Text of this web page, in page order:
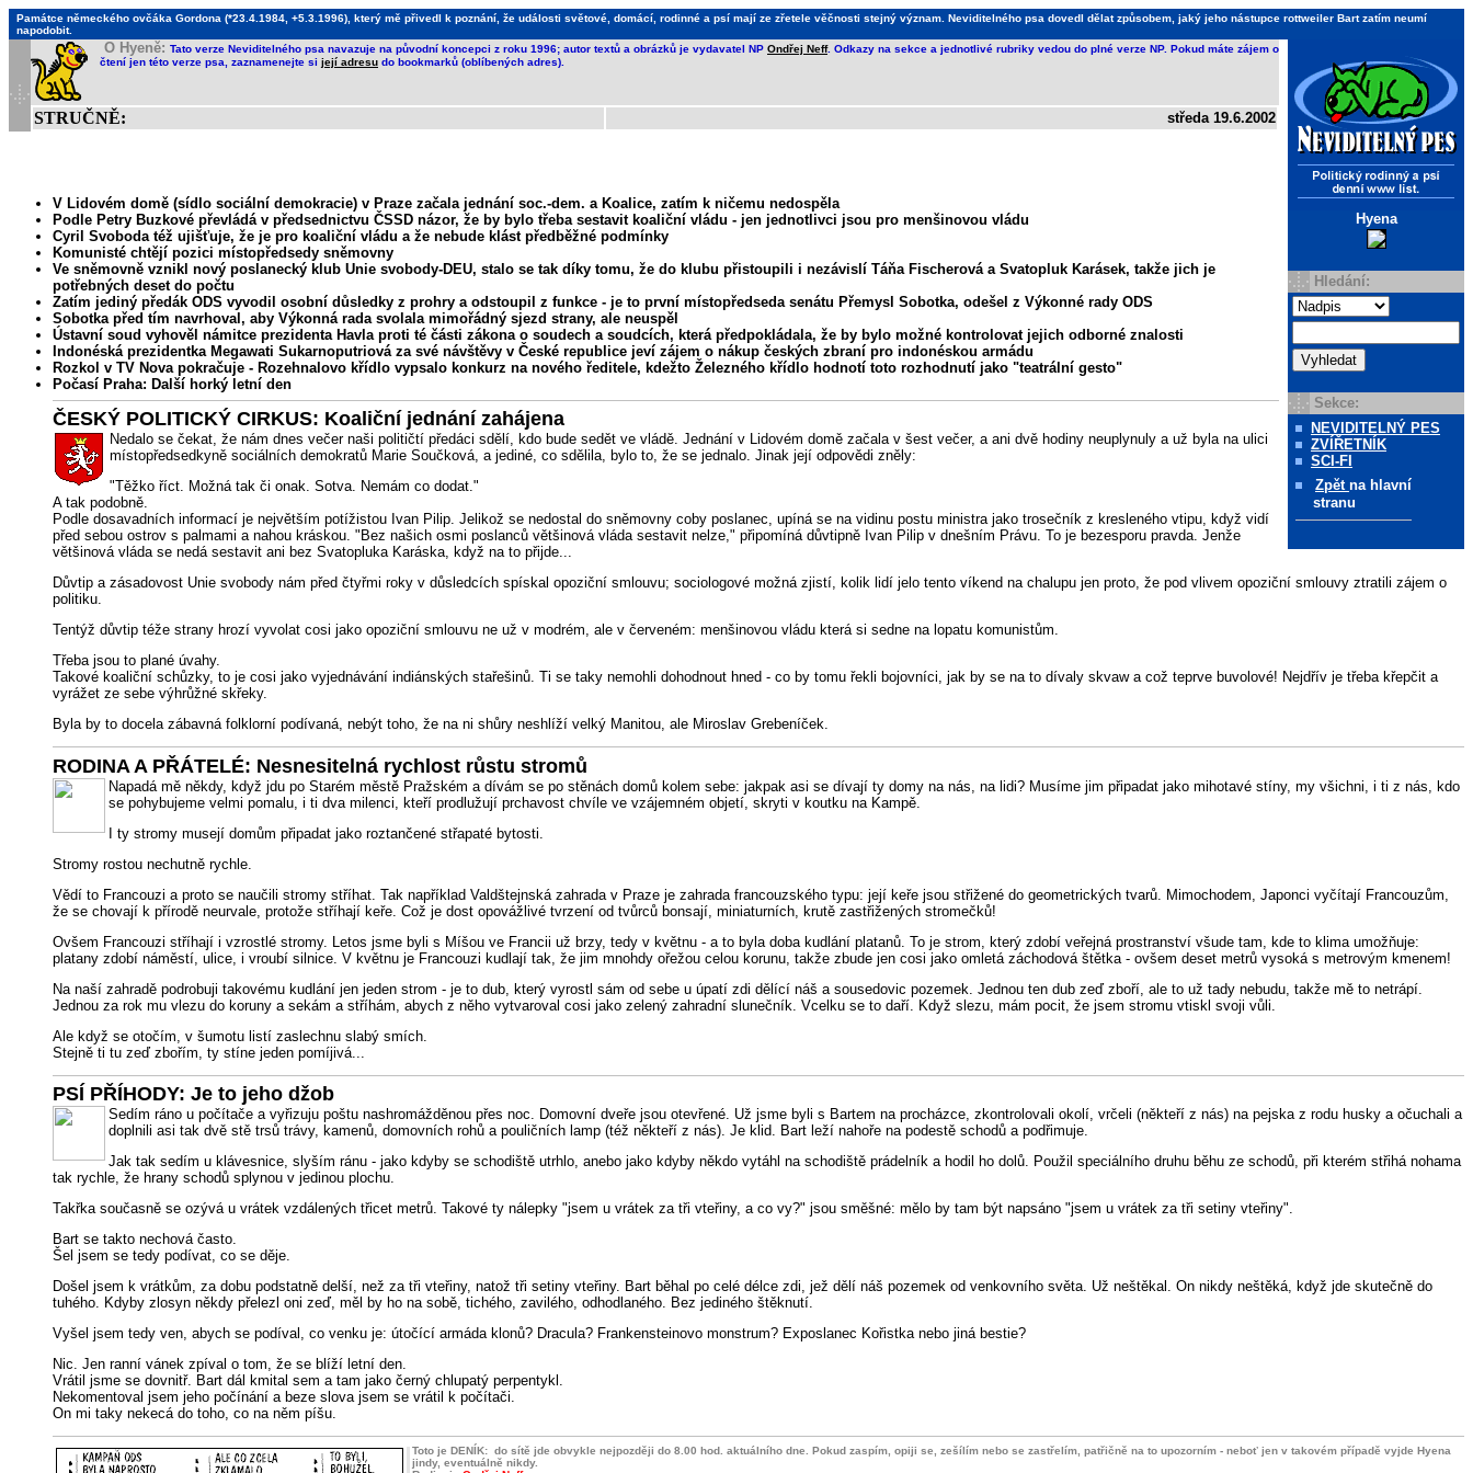
Památce německého ovčáka Gordona (*23.4.1984, +5.3.1996), který mě přivedl k poznání, že události světové, domácí, rodinné a psí mají ze zřetele věčnosti stejný význam. Neviditelného psa dovedl dělat způsobem, jaký jeho nástupce rottweiler Bart zatím neumí
napodobit.
Hyena
Hledání:
Sekce:
NEVIDITELNÝ PES
ZVÍŘETNÍK
SCI-FI
Zpět na hlavní
stranu
O Hyeně: Tato verze Neviditelného psa navazuje na původní koncepci z roku 1996; autor textů a obrázků je vydavatel NP Ondřej Neff. Odkazy na sekce a jednotlivé rubriky vedou do plné verze NP. Pokud máte zájem o
čtení jen této verze psa, zaznamenejte si její adresu do bookmarků (oblíbených adres).
STRUČNĚ: středa 19.6.2002
V Lidovém domě (sídlo sociální demokracie) v Praze začala jednání soc.-dem. a Koalice, zatím k ničemu nedospěla
Podle Petry Buzkové převládá v předsednictvu ČSSD názor, že by bylo třeba sestavit koaliční vládu - jen jednotlivci jsou pro menšinovou vládu
Cyril Svoboda též ujišťuje, že je pro koaliční vládu a že nebude klást předběžné podmínky
Komunisté chtějí pozici místopředsedy sněmovny
Ve sněmovně vznikl nový poslanecký klub Unie svobody-DEU, stalo se tak díky tomu, že do klubu přistoupili i nezávislí Táňa Fischerová a Svatopluk Karásek, takže jich je
potřebných deset do počtu
Zatím jediný předák ODS vyvodil osobní důsledky z prohry a odstoupil z funkce - je to první místopředseda senátu Přemysl Sobotka, odešel z Výkonné rady ODS
Sobotka před tím navrhoval, aby Výkonná rada svolala mimořádný sjezd strany, ale neuspěl
Ústavní soud vyhověl námitce prezidenta Havla proti té části zákona o soudech a soudcích, která předpokládala, že by bylo možné kontrolovat jejich odborné znalosti
Indonéská prezidentka Megawati Sukarnoputriová za své návštěvy v České republice jeví zájem o nákup českých zbraní pro indonéskou armádu
Rozkol v TV Nova pokračuje - Rozehnalovo křídlo vypsalo konkurz na nového ředitele, kdežto Železného křídlo hodnotí toto rozhodnutí jako "teatrální gesto"
Počasí Praha: Další horký letní den
ČESKÝ POLITICKÝ CIRKUS: Koaliční jednání zahájena
Nedalo se čekat, že nám dnes večer naši političtí předáci sdělí, kdo bude sedět ve vládě. Jednání v Lidovém domě začala v šest večer, a ani dvě hodiny neuplynuly a už byla na ulici
místopředsedkyně sociálních demokratů Marie Součková, a jediné, co sdělila, bylo to, že se jednalo. Jinak její odpovědi zněly:
"Těžko říct. Možná tak či onak. Sotva. Nemám co dodat."
A tak podobně.
Podle dosavadních informací je největším potížistou Ivan Pilip. Jelikož se nedostal do sněmovny coby poslanec, upíná se na vidinu postu ministra jako trosečník z kresleného vtipu, když vidí
před sebou ostrov s palmami a nahou kráskou. "Bez našich osmi poslanců většinová vláda sestavit nelze," připomíná důvtipně Ivan Pilip v dnešním Právu. To je bezesporu pravda. Jenže
většinová vláda se nedá sestavit ani bez Svatopluka Karáska, když na to přijde...
Důvtip a zásadovost Unie svobody nám před čtyřmi roky v důsledcích spískal opoziční smlouvu; sociologové možná zjistí, kolik lidí jelo tento víkend na chalupu jen proto, že pod vlivem opoziční smlouvy ztratili zájem o
politiku.
Tentýž důvtip téže strany hrozí vyvolat cosi jako opoziční smlouvu ne už v modrém, ale v červeném: menšinovou vládu která si sedne na lopatu komunistům.
Třeba jsou to plané úvahy.
Takové koaliční schůzky, to je cosi jako vyjednávání indiánských stařešinů. Ti se taky nemohli dohodnout hned - co by tomu řekli bojovníci, jak by se na to dívaly skvaw a což teprve buvolové! Nejdřív je třeba křepčit a
vyrážet ze sebe výhrůžné skřeky.
Byla by to docela zábavná folklorní podívaná, nebýt toho, že na ni shůry neshlíží velký Manitou, ale Miroslav Grebeníček.
RODINA A PŘÁTELÉ: Nesnesitelná rychlost růstu stromů
Napadá mě někdy, když jdu po Starém městě Pražském a dívám se po stěnách domů kolem sebe: jakpak asi se dívají ty domy na nás, na lidi? Musíme jim připadat jako mihotavé stíny, my všichni, i ti z nás, kdo
se pohybujeme velmi pomalu, i ti dva milenci, kteří prodlužují prchavost chvíle ve vzájemném objetí, skryti v koutku na Kampě.
I ty stromy musejí domům připadat jako roztančené střapaté bytosti.
Stromy rostou nechutně rychle.
Vědí to Francouzi a proto se naučili stromy stříhat. Tak například Valdštejnská zahrada v Praze je zahrada francouzského typu: její keře jsou střižené do geometrických tvarů. Mimochodem, Japonci vyčítají Francouzům,
že se chovají k přírodě neurvale, protože stříhají keře. Což je dost opovážlivé tvrzení od tvůrců bonsají, miniaturních, krutě zastřižených stromečků!
Ovšem Francouzi stříhají i vzrostlé stromy. Letos jsme byli s Míšou ve Francii už brzy, tedy v květnu - a to byla doba kudlání platanů. To je strom, který zdobí veřejná prostranství všude tam, kde to klima umožňuje:
platany zdobí náměstí, ulice, i vroubí silnice. V květnu je Francouzi kudlají tak, že jim mnohdy ořežou celou korunu, takže zbude jen cosi jako omletá záchodová štětka - ovšem deset metrů vysoká s metrovým kmenem!
Na naší zahradě podrobuji takovému kudlání jen jeden strom - je to dub, který vyrostl sám od sebe u úpatí zdi dělící náš a sousedovic pozemek. Jednou ten dub zeď zboří, ale to už tady nebudu, takže mě to netrápí.
Jednou za rok mu vlezu do koruny a sekám a stříhám, abych z něho vytvaroval cosi jako zelený zahradní slunečník. Vcelku se to daří. Když slezu, mám pocit, že jsem stromu vtiskl svoji vůli.
Ale když se otočím, v šumotu listí zaslechnu slabý smích.
Stejně ti tu zeď zbořím, ty stíne jeden pomíjivá...
PSÍ PŘÍHODY: Je to jeho džob
Sedím ráno u počítače a vyřizuju poštu nashromážděnou přes noc. Domovní dveře jsou otevřené. Už jsme byli s Bartem na procházce, zkontrolovali okolí, vrčeli (někteří z nás) na pejska z rodu husky a očuchali a
doplnili asi tak dvě stě trsů trávy, kamenů, domovních rohů a pouličních lamp (též někteří z nás). Je klid. Bart leží nahoře na podestě schodů a podřimuje.
Jak tak sedím u klávesnice, slyším ránu - jako kdyby se schodiště utrhlo, anebo jako kdyby někdo vytáhl na schodiště prádelník a hodil ho dolů. Použil speciálního druhu běhu ze schodů, při kterém střihá nohama
tak rychle, že hrany schodů splynou v jedinou plochu.
Takřka současně se ozývá u vrátek vzdálených třicet metrů. Takové ty nálepky "jsem u vrátek za tři vteřiny, a co vy?" jsou směšné: mělo by tam být napsáno "jsem u vrátek za tři setiny vteřiny".
Bart se takto nechová často.
Šel jsem se tedy podívat, co se děje.
Došel jsem k vrátkům, za dobu podstatně delší, než za tři vteřiny, natož tři setiny vteřiny. Bart běhal po celé délce zdi, jež dělí náš pozemek od venkovního světa. Už neštěkal. On nikdy neštěká, když jde skutečně do
tuhého. Kdyby zlosyn někdy přelezl oni zeď, měl by ho na sobě, tichého, zavilého, odhodlaného. Bez jediného štěknutí.
Vyšel jsem tedy ven, abych se podíval, co venku je: útočící armáda klonů? Dracula? Frankensteinovo monstrum? Exposlanec Kořistka nebo jiná bestie?
Nic. Jen ranní vánek zpíval o tom, že se blíží letní den.
Vrátil jsme se dovnitř. Bart dál kmital sem a tam jako černý chlupatý perpentykl.
Nekomentoval jsem jeho počínání a beze slova jsem se vrátil k počítači.
On mi taky nekecá do toho, co na něm píšu.
Toto je DENÍK: do sítě jde obvykle nejpozději do 8.00 hod. aktuálního dne. Pokud zaspím, opiji se, zešílím nebo se zastřelím, patřičně na to upozorním - neboť jen v takovém případě vyjde Hyena
jindy, eventuálně nikdy.